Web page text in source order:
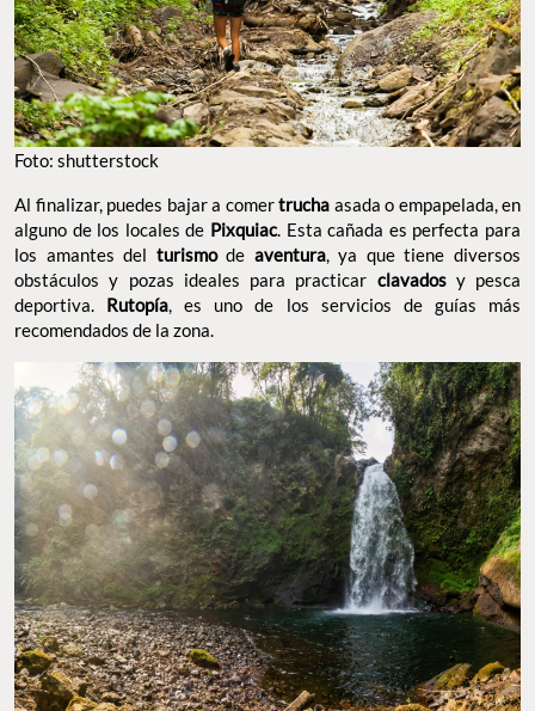
Foto: shutterstock
Al finalizar, puedes bajar a comertrucha asada o empapelada, en
alguno de los locales de Pixquiac. Esta cañada es perfecta para
los amantes del turismode aventura, ya que tiene diversos
obstáculos y pozas ideales para practicar clavados y pesca
deportiva. Rutopía, es uno de los servicios de guías más
recomendados de la zona.